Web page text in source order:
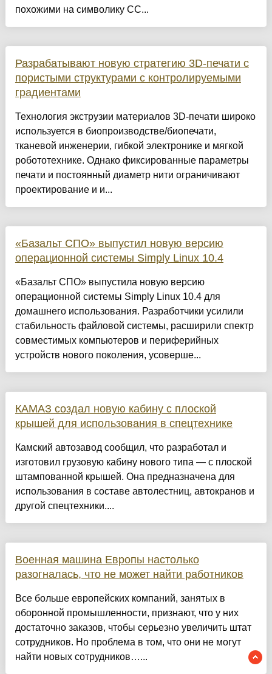
похожими на символику СС...
Разрабатывают новую стратегию 3D-печати с
пористыми структурами с контролируемыми
градиентами
Технология экструзии материалов 3D-печати широко
используется в биопроизводстве/биопечати,
тканевой инженерии, гибкой электронике и мягкой
робототехнике. Однако фиксированные параметры
печати и постоянный диаметр нити ограничивают
проектирование и и...
«Базальт СПО» выпустил новую версию
операционной системы Simply Linux 10.4
«Базальт СПО» выпустила новую версию
операционной системы Simply Linux 10.4 для
домашнего использования. Разработчики усилили
стабильность файловой системы, расширили спектр
совместимых компьютеров и периферийных
устройств нового поколения, усоверше...
КАМАЗ создал новую кабину с плоской
крышей для использования в спецтехнике
Камский автозавод сообщил, что разработал и
изготовил грузовую кабину нового типа — с плоской
штампованной крышей. Она предназначена для
использования в составе автолестниц, автокранов и
другой спецтехники....
Военная машина Европы настолько
разогналась, что не может найти работников
Все больше европейских компаний, занятых в
оборонной промышленности, признают, что у них
достаточно заказов, чтобы серьезно увеличить штат
сотрудников. Но проблема в том, что они не могут
найти новых сотрудников…...